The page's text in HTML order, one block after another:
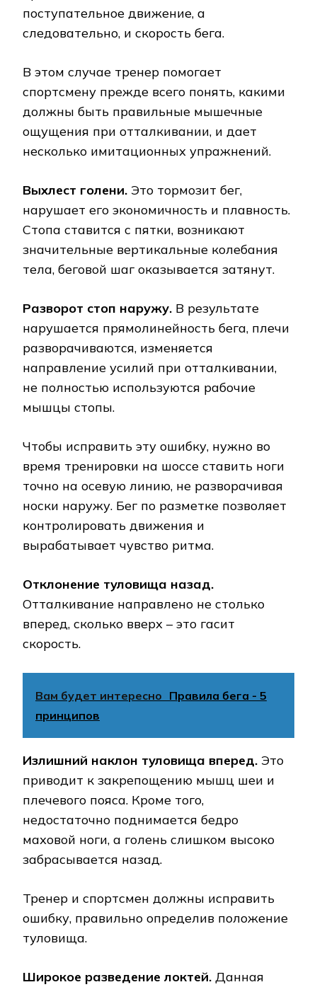
поступательное движение, а
следовательно, и скорость бега.
В этом случае тренер помогает
спортсмену прежде всего понять, какими
должны быть правильные мышечные
ощущения при отталкивании, и дает
несколько имитационных упражнений.
Выхлест голени. Это тормозит бег,
нарушает его экономичность и плавность.
Стопа ставится с пятки, возникают
значительные вертикальные колебания
тела, беговой шаг оказывается затянут.
Разворот стоп наружу. В результате
нарушается прямолинейность бега, плечи
разворачиваются, изменяется
направление усилий при отталкивании,
не полностью используются рабочие
мышцы стопы.
Чтобы исправить эту ошибку, нужно во
время тренировки на шоссе ставить ноги
точно на осевую линию, не разворачивая
носки наружу. Бег по разметке позволяет
контролировать движения и
вырабатывает чувство ритма.
Отклонение туловища назад.
Отталкивание направлено не столько
вперед, сколько вверх – это гасит
скорость.
Вам будет интересно Правила бега - 5
принципов
Излишний наклон туловища вперед. Это
приводит к закрепощению мышц шеи и
плечевого пояса. Кроме того,
недостаточно поднимается бедро
маховой ноги, а голень слишком высоко
забрасывается назад.
Тренер и спортсмен должны исправить
ошибку, правильно определив положение
туловища.
Широкое разведение локтей. Данная